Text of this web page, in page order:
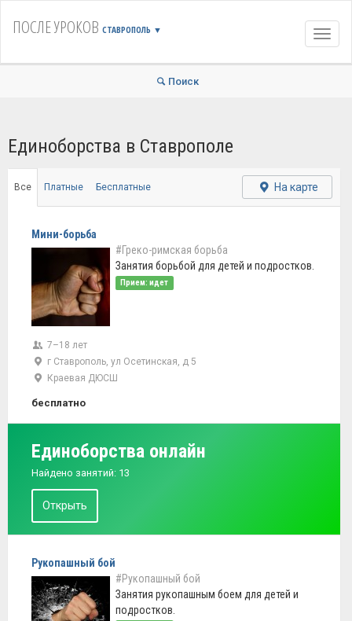
ПОСЛЕ УРОКОВ СТАВРОПОЛЬ ▼
Поиск
Единоборства в Ставрополе
Все Платные Бесплатные На карте
Мини-борьба
#Греко-римская борьба
Занятия борьбой для детей и подростков.
Прием: идет
7–18 лет
г Ставрополь, ул Осетинская, д 5
Краевая ДЮСШ
бесплатно
Единоборства онлайн
Найдено занятий: 13
Открыть
Рукопашный бой
#Рукопашный бой
Занятия рукопашным боем для детей и
подростков.